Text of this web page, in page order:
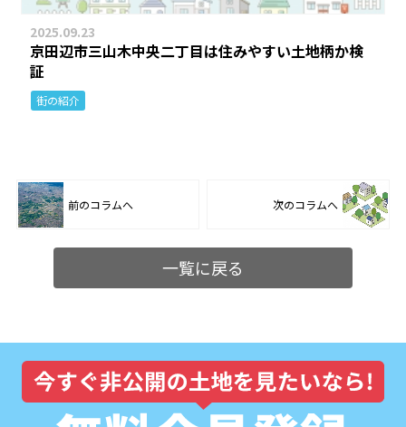
2025.09.23
京田辺市三山木中央二丁目は住みやすい土地柄か検
証
街の紹介
前のコラムへ 次のコラムへ
一覧に戻る